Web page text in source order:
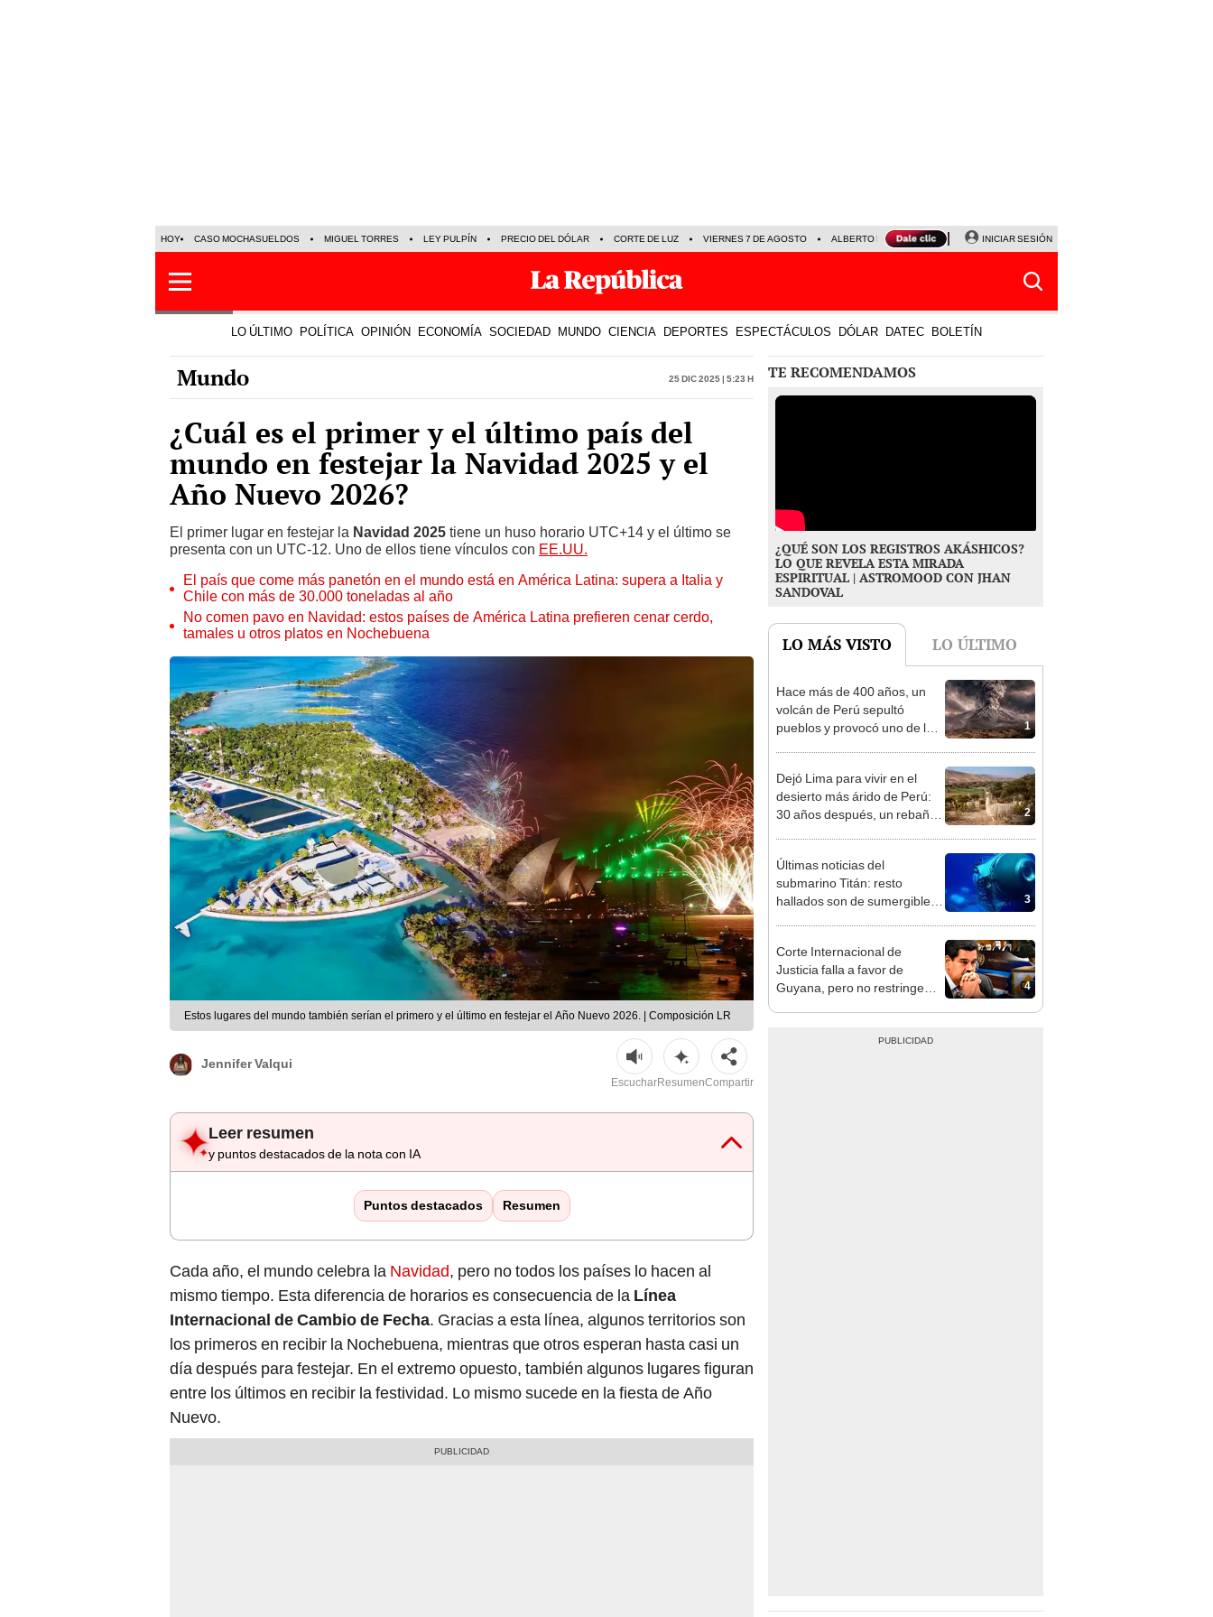
HOY CASO MOCHASUELDOS MIGUEL TORRES LEY PULPÍN PRECIO DEL DÓLAR CORTE DE LUZ VIERNES 7 DE AGOSTO ALBERTO BENAVIDES NALDY SALDAÑA
INICIAR SESIÓN
LO ÚLTIMO POLÍTICA OPINIÓN ECONOMÍA SOCIEDAD MUNDO CIENCIA DEPORTES ESPECTÁCULOS DÓLAR DATEC BOLETÍN
Mundo 25 Dic 2025 | 5:23 h
¿Cuál es el primer y el último país del
mundo en festejar la Navidad 2025 y el
Año Nuevo 2026?
El primer lugar en festejar la Navidad 2025 tiene un huso horario UTC+14 y el último se
presenta con un UTC-12. Uno de ellos tiene vínculos con EE.UU.
El país que come más panetón en el mundo está en América Latina: supera a Italia y
Chile con más de 30.000 toneladas al año
No comen pavo en Navidad: estos países de América Latina prefieren cenar cerdo,
tamales u otros platos en Nochebuena
Estos lugares del mundo también serían el primero y el último en festejar el Año Nuevo 2026. | Composición LR
Jennifer Valqui
EscucharResumenCompartir
Leer resumen
y puntos destacados de la nota con IA
Puntos destacados Resumen
Cada año, el mundo celebra la Navidad, pero no todos los países lo hacen al
mismo tiempo. Esta diferencia de horarios es consecuencia de la Línea
Internacional de Cambio de Fecha. Gracias a esta línea, algunos territorios son
los primeros en recibir la Nochebuena, mientras que otros esperan hasta casi un
día después para festejar. En el extremo opuesto, también algunos lugares figuran
entre los últimos en recibir la festividad. Lo mismo sucede en la fiesta de Año
Nuevo.
TE RECOMENDAMOS
¿QUÉ SON LOS REGISTROS AKÁSHICOS?
LO QUE REVELA ESTA MIRADA
ESPIRITUAL | ASTROMOOD CON JHAN
SANDOVAL
LO MÁS VISTO LO ÚLTIMO
1
Hace más de 400 años, un
volcán de Perú sepultó
pueblos y provocó uno de los
2
Dejó Lima para vivir en el
desierto más árido de Perú:
30 años después, un rebaño
3
Últimas noticias del
submarino Titán: resto
hallados son de sumergible
4
Corte Internacional de
Justicia falla a favor de
Guyana, pero no restringe